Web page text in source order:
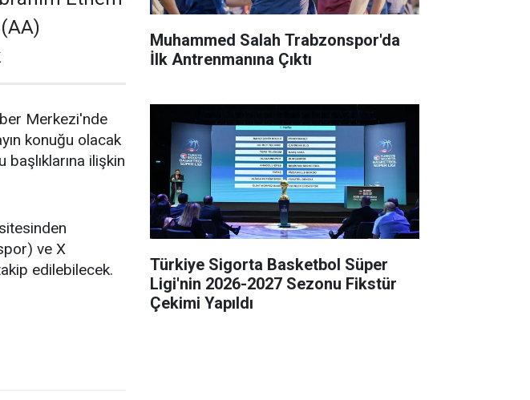
Merkezi'nde
konuğu olacak
ilişkin
ve X
edilebilecek.
Muhammed Salah Trabzonspor'da
İlk Antrenmanına Çıktı
Türkiye Sigorta Basketbol Süper
Ligi'nin 2026-2027 Sezonu Fikstür
Çekimi Yapıldı